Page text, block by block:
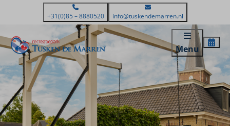
+31(0)85 – 8880520 info@tuskendemarren.nl
Menu